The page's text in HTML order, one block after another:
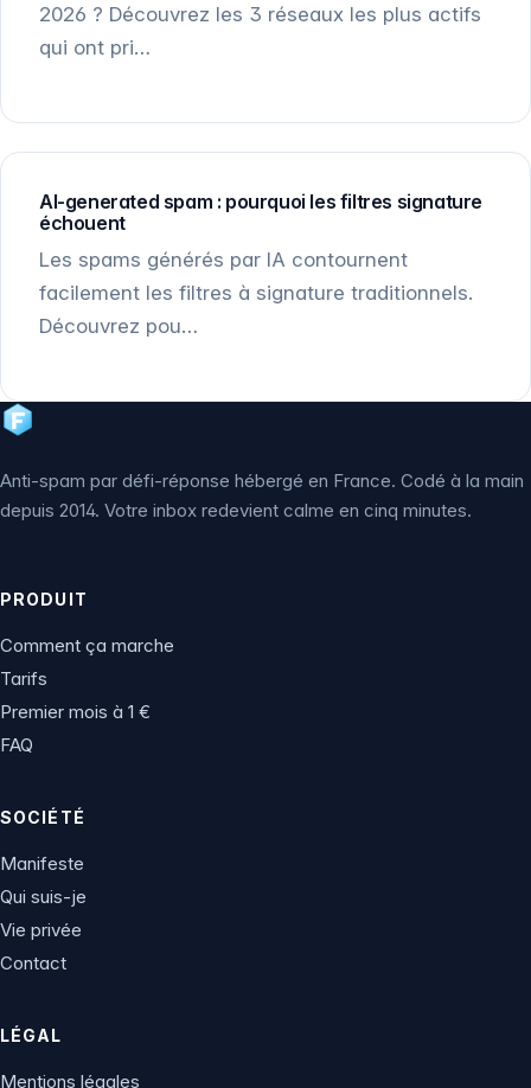
2026 ? Découvrez les 3 réseaux les plus actifs
qui ont pri…
AI-generated spam : pourquoi les filtres signature
échouent
Les spams générés par IA contournent
facilement les filtres à signature traditionnels.
Découvrez pou…
Anti-spam par défi-réponse hébergé en France. Codé à la main
depuis 2014. Votre inbox redevient calme en cinq minutes.
PRODUIT
Comment ça marche
Tarifs
Premier mois à 1 €
FAQ
SOCIÉTÉ
Manifeste
Qui suis-je
Vie privée
Contact
LÉGAL
Mentions légales